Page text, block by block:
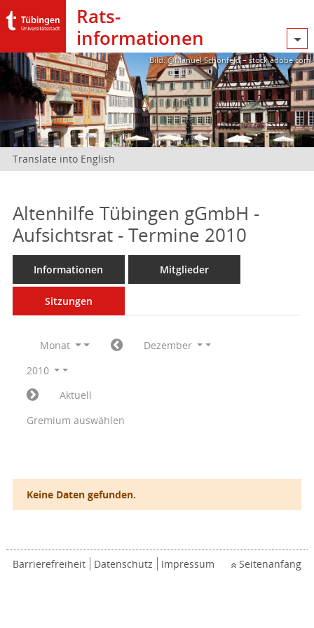
Rats­
informationen
Bild: @Manuel Schönfeld – stock.adobe.com
Translate into English
Altenhilfe Tübingen gGmbH -
Aufsichtsrat - Termine 2010
Informationen Mitglieder
Sitzungen
Monat
Dezember
2010
Aktuell
Gremium auswählen
Keine Daten gefunden.
Barrierefreiheit Datenschutz Impressum Seitenanfang